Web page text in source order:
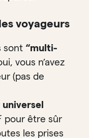
voyageurs
sont“multi-
vous n’avez
(pas de
pour être sûr
les prises